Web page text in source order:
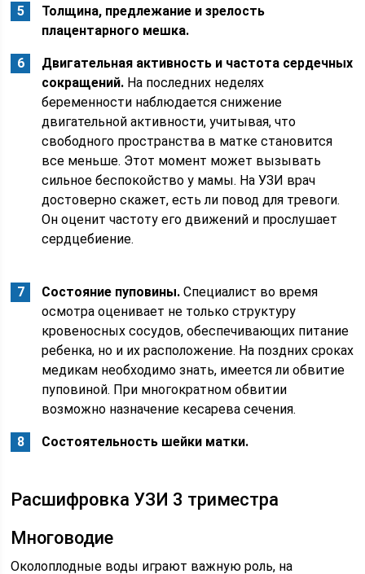
Толщина, предлежание и зрелость
плацентарного мешка.
Двигательная активность и частота сердечных
сокращений. На последних неделях
беременности наблюдается снижение
двигательной активности, учитывая, что
свободного пространства в матке становится
все меньше. Этот момент может вызывать
сильное беспокойство у мамы. На УЗИ врач
достоверно скажет, есть ли повод для тревоги.
Он оценит частоту его движений и прослушает
сердцебиение.
Состояние пуповины. Специалист во время
осмотра оценивает не только структуру
кровеносных сосудов, обеспечивающих питание
ребенка, но и их расположение. На поздних сроках
медикам необходимо знать, имеется ли обвитие
пуповиной. При многократном обвитии
возможно назначение кесарева сечения.
Состоятельность шейки матки.
Расшифровка УЗИ 3 триместра
Многоводие
Околоплодные воды играют важную роль, на